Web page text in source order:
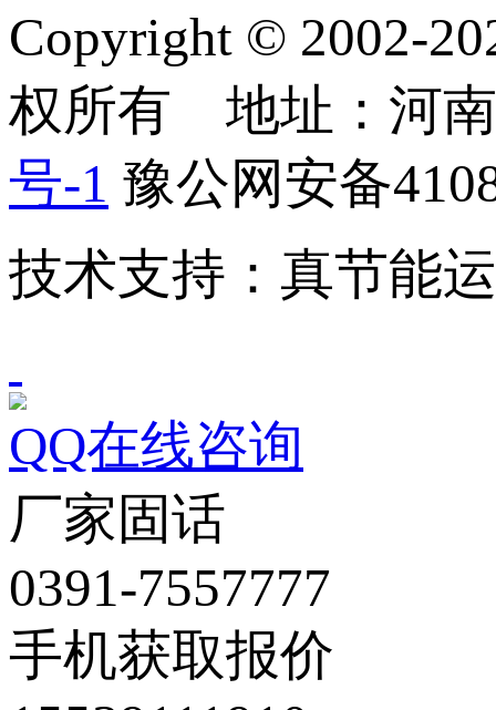
Copyright © 2002-
权所有 地址：河
号-1 豫公网安备
技术支持：真节能
QQ在线咨询
厂家固话
0391-7557777
手机获取报价